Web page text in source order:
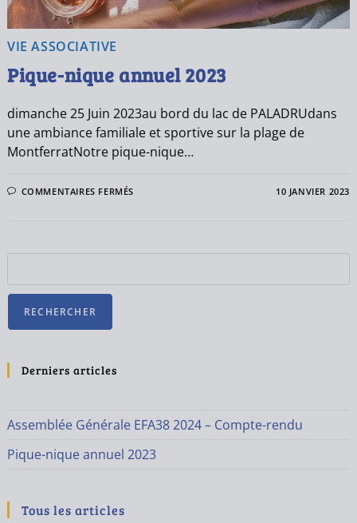
VIE ASSOCIATIVE
Pique-nique annuel 2023
dimanche 25 Juin 2023au bord du lac de PALADRUdans
une ambiance familiale et sportive sur la plage de
MontferratNotre pique-nique…
COMMENTAIRES FERMÉS 10 JANVIER 2023
RECHERCHER
Derniers articles
Assemblée Générale EFA38 2024 – Compte-rendu
Pique-nique annuel 2023
Tous les articles